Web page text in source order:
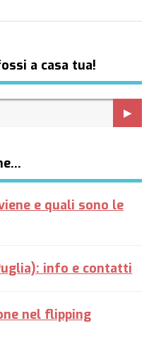
a casa tua!
e quali sono le
info e contatti
nel flipping